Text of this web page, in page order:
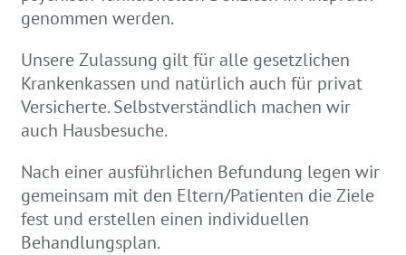
genommen werden.
Unsere Zulassung gilt für alle gesetzlichen
Krankenkassen und natürlich auch für privat
Versicherte. Selbstverständlich machen wir
auch Hausbesuche.
Nach einer ausführlichen Befundung legen wir
gemeinsam mit den Eltern/Patienten die Ziele
fest und erstellen einen individuellen
Behandlungsplan.